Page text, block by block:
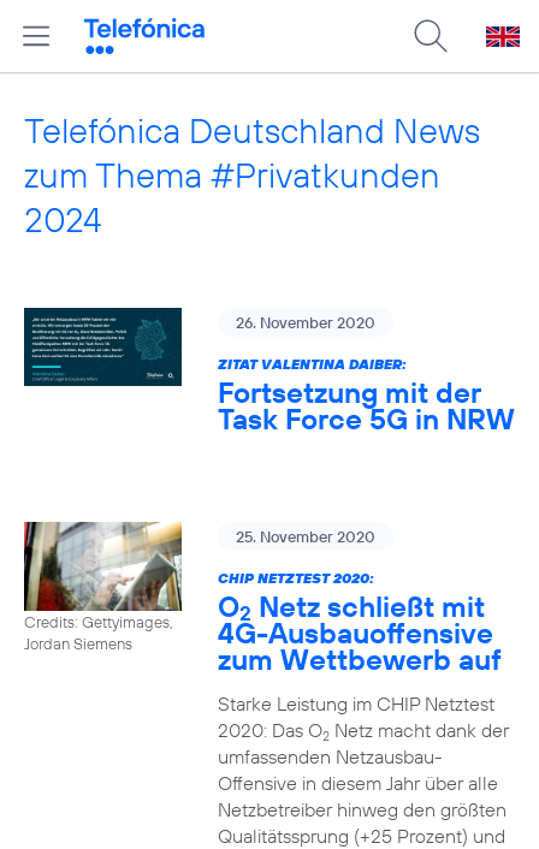
Telefónica Deutschland News
zum Thema #Privatkunden
2024
26. November 2020
ZITAT VALENTINA DAIBER:
Fortsetzung mit der
Task Force 5G in NRW
Credits: Gettyimages,
Jordan Siemens
25. November 2020
CHIP NETZTEST 2020:
O2 Netz schließt mit
4G-Ausbauoffensive
zum Wettbewerb auf
Starke Leistung im CHIP Netztest
2020: Das O2Netz macht dank der
umfassenden Netzausbau-
Offensive in diesem Jahr über alle
Netzbetreiber hinweg den größten
Qualitätssprung (+25 Prozent) und